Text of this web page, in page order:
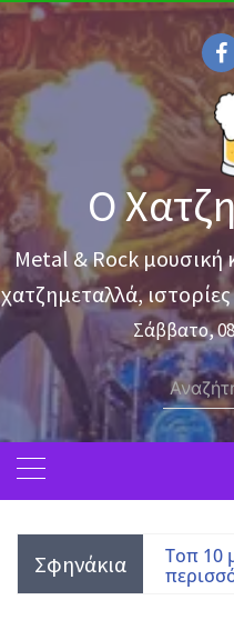
Skip
content
Ο
Metal & Rock μουσική
χατζημεταλλά,
Σάββατο,
Search
for:
Σφηνάκια
Τοπ 10